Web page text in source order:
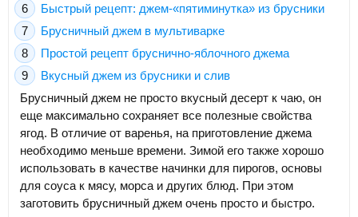
Быстрый рецепт: джем-«пятиминутка» из брусники
Брусничный джем в мультиварке
Простой рецепт бруснично-яблочного джема
Вкусный джем из брусники и слив
Брусничный джем не просто вкусный десерт к чаю, он
еще максимально сохраняет все полезные свойства
ягод. В отличие от варенья, на приготовление джема
необходимо меньше времени. Зимой его также хорошо
использовать в качестве начинки для пирогов, основы
для соуса к мясу, морса и других блюд. При этом
заготовить брусничный джем очень просто и быстро.